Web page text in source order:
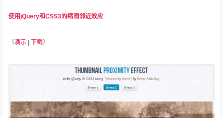
使用jQuery和CSS3的缩图邻近效应
（演示 下载）